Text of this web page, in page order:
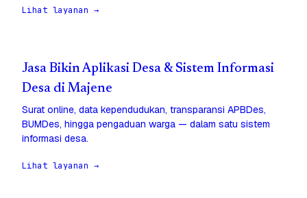
Lihat layanan →
Jasa Bikin Aplikasi Desa & Sistem Informasi
Desa di Majene
Surat online, data kependudukan, transparansi APBDes,
BUMDes, hingga pengaduan warga — dalam satu sistem
informasi desa.
Lihat layanan →